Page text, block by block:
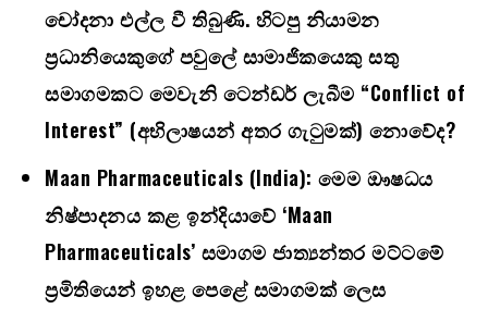
චෝදනා එල්ල වී තිබුණි. හිටපු නියාමන
ප්‍රධානියෙකුගේ පවුලේ සාමාජිකයෙකු සතු
සමාගමකට මෙවැනි ටෙන්ඩර් ලැබීම “Conflict of
Interest” (අභිලාෂයන් අතර ගැටුමක්) නොවේද?
Maan Pharmaceuticals (India): මෙම ඖෂධය
නිෂ්පාදනය කළ ඉන්දියාවේ ‘Maan
Pharmaceuticals’ සමාගම ජාත්‍යන්තර මට්ටමේ
ප්‍රමිතියෙන් ඉහළ පෙළේ සමාගමක් ලෙස